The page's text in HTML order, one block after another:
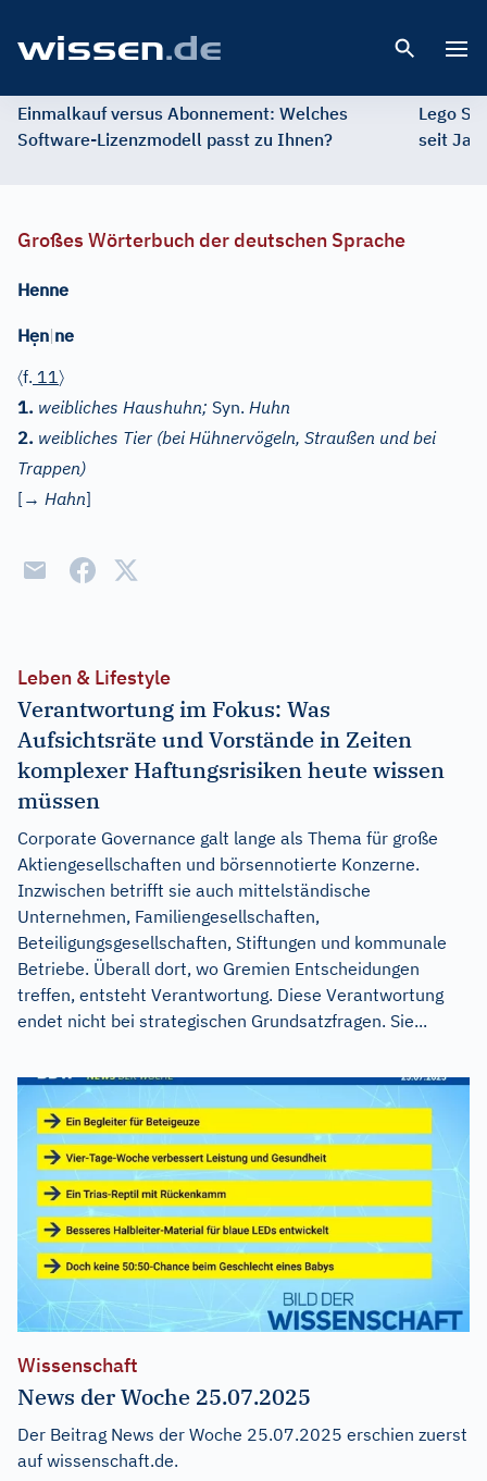
Einmalkauf versus Abonnement: Welches
Software-Lizenzmodell passt zu Ihnen?
Lego
seit
Großes Wörterbuch der deutschen Sprache
Henne
Hẹn|ne
〈f. 11〉
1. weibliches Haushuhn; Syn. Huhn
2. weibliches Tier (bei Hühnervögeln, Straußen und bei
Trappen)
[→ Hahn]
Leben & Lifestyle
Verantwortung im Fokus: Was
Aufsichtsräte und Vorstände in Zeiten
komplexer Haftungsrisiken heute wissen
müssen
Corporate Governance galt lange als Thema für große
Aktiengesellschaften und börsennotierte Konzerne.
Inzwischen betrifft sie auch mittelständische
Unternehmen, Familiengesellschaften,
Beteiligungsgesellschaften, Stiftungen und kommunale
Betriebe. Überall dort, wo Gremien Entscheidungen
treffen, entsteht Verantwortung. Diese Verantwortung
endet nicht bei strategischen Grundsatzfragen. Sie...
Wissenschaft
News der Woche 25.07.2025
Der Beitrag News der Woche 25.07.2025 erschien zuerst
auf wissenschaft.de.